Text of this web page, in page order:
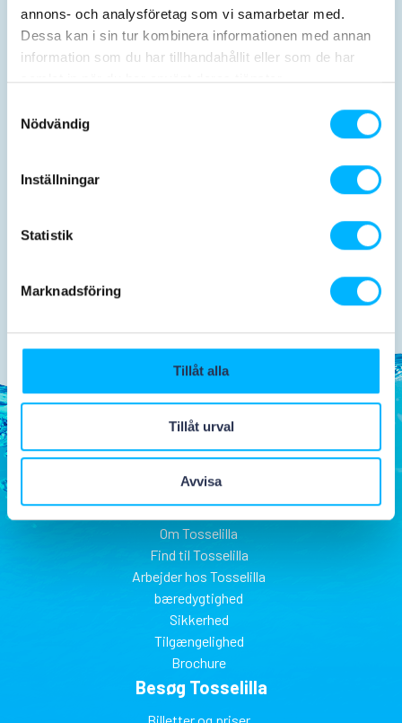
annons- och analysföretag som vi samarbetar med.
Dessa kan i sin tur kombinera informationen med annan
information som du har tillhandahållit eller som de har
samlat in när du har använt deras tjänster.
Nödvändig
Inställningar
Statistik
Marknadsföring
Tillåt alla
Tillåt urval
Avvisa
Før besøget
Tosselilla Sommerland
Om Tosselilla
Find til Tosselilla
Arbejder hos Tosselilla
bæredygtighed
Sikkerhed
Tilgængelighed
Brochure
Besøg Tosselilla